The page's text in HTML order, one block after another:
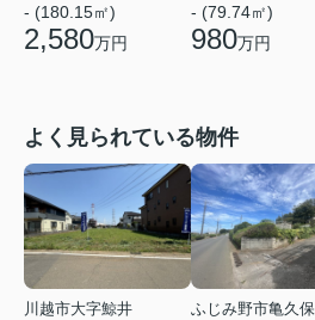
- (180.15㎡)
2,580万円
- (79.74㎡)
980万円
よく見られている物件
川越市大字鯨井
ふじみ野市亀久保